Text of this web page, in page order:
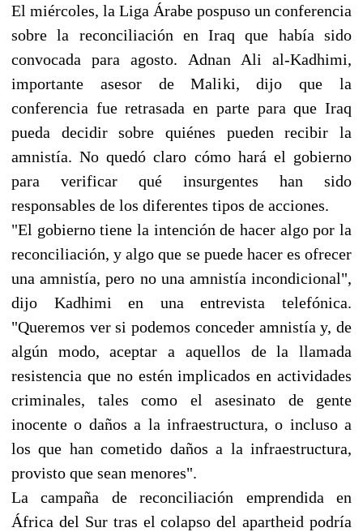
El miércoles, la Liga Árabe pospuso un conferencia
sobre la reconciliación en Iraq que había sido
convocada para agosto. Adnan Ali al-Kadhimi,
importante asesor de Maliki, dijo que la
conferencia fue retrasada en parte para que Iraq
pueda decidir sobre quiénes pueden recibir la
amnistía. No quedó claro cómo hará el gobierno
para verificar qué insurgentes han sido
responsables de los diferentes tipos de acciones.
"El gobierno tiene la intención de hacer algo por la
reconciliación, y algo que se puede hacer es ofrecer
una amnistía, pero no una amnistía incondicional",
dijo Kadhimi en una entrevista telefónica.
"Queremos ver si podemos conceder amnistía y, de
algún modo, aceptar a aquellos de la llamada
resistencia que no estén implicados en actividades
criminales, tales como el asesinato de gente
inocente o daños a la infraestructura, o incluso a
los que han cometido daños a la infraestructura,
provisto que sean menores".
La campaña de reconciliación emprendida en
África del Sur tras el colapso del apartheid podría